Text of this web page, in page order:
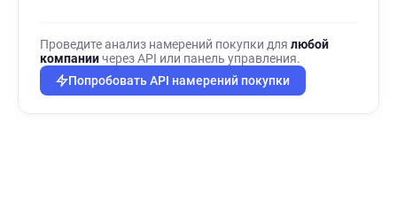
Проведите анализ намерений покупки для любой
компаниичерез API или панель управления.
Попробовать API намерений покупки